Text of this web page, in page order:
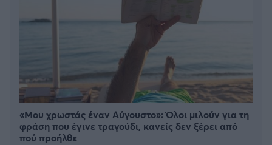
«Μου χρωστάς έναν Αύγουστο»: Όλοι μιλούν για τη
φράση που έγινε τραγούδι, κανείς δεν ξέρει από
πού προήλθε